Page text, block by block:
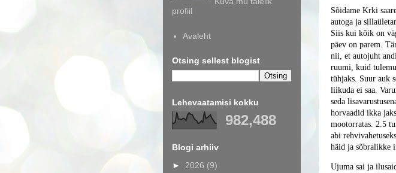
Sõidame Krki
autoga ja
Siis kui kõik on
päev on parem.
nii, et autojuht
ruumi, kuid
tühjaks. Suur auk
liikuda ei saa.
seda
horvaadid ikka
mootorratas. 2.5
abi
häid ja sõbralikke
Ujuma sai ja
profiil
Avaleht
Otsing sellest blogist
Lehevaatamisi kokku
982,488
Blogi arhiiv
► 2026 (9)